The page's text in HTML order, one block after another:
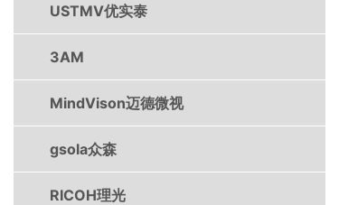
USTMV优实泰
3AM
MindVison迈德微视
gsola众森
RICOH理光